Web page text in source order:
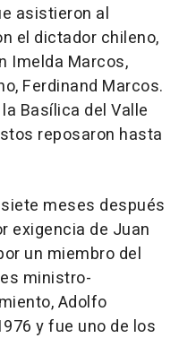
asistieron al
el dictador chileno,
Imelda Marcos,
Ferdinand Marcos.
Basílica del Valle
reposaron hasta
meses después
exigencia de Juan
un miembro del
ministro-
Adolfo
y fue uno de los